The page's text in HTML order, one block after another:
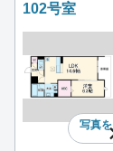
102号室
写真を